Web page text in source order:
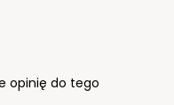
opinię do tego